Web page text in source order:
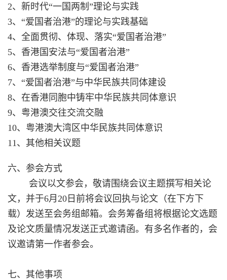
2、新时代“一国两制”理论与实践
3、“爱国者治港”的理论与实践基础
4、全面贯彻、体现、落实“爱国者治港”
5、香港国安法与“爱国者治港”
6、香港选举制度与“爱国者治港”
7、“爱国者治港”与中华民族共同体建设
8、在香港同胞中铸牢中华民族共同体意识
9、粤港澳交往交流交融
10、粤港澳大湾区中华民族共同体意识
11、其他相关议题
六、参会方式
会议以文参会，敬请围绕会议主题撰写相关论
文，并于6月 20 日前将会议回执与论文（在下方下
载）发送至会务组邮箱。会务筹备组将根据论文选题
及论文质量情况发送正式邀请函。有多名作者的，会
议邀请第一作者参会。
七、其他事项